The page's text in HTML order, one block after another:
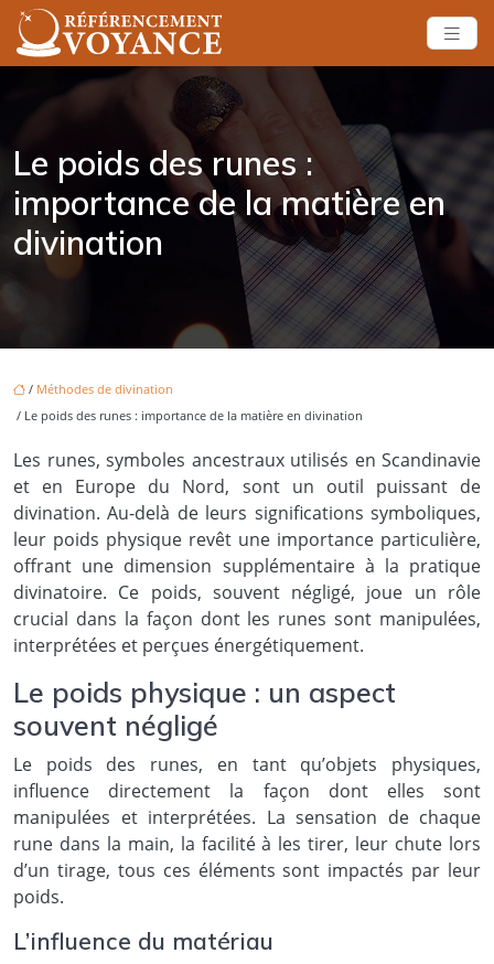
Le poids des runes :
importance de la matière en
divination
/ Méthodes de divination
/ Le poids des runes : importance de la matière en divination
Les runes, symboles ancestraux utilisés en Scandinavie
et en Europe du Nord, sont un outil puissant de
divination. Au-delà de leurs significations symboliques,
leur poids physique revêt une importance particulière,
offrant une dimension supplémentaire à la pratique
divinatoire. Ce poids, souvent négligé, joue un rôle
crucial dans la façon dont les runes sont manipulées,
interprétées et perçues énergétiquement.
Le poids physique : un aspect
souvent négligé
Le poids des runes, en tant qu’objets physiques,
influence directement la façon dont elles sont
manipulées et interprétées. La sensation de chaque
rune dans la main, la facilité à les tirer, leur chute lors
d’un tirage, tous ces éléments sont impactés par leur
poids.
L’influence du matériau